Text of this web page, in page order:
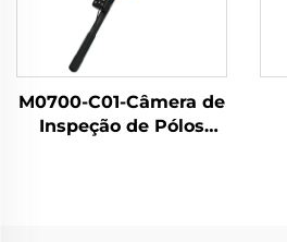
M0700-C01-Câmera de
Inspeção de Pólos